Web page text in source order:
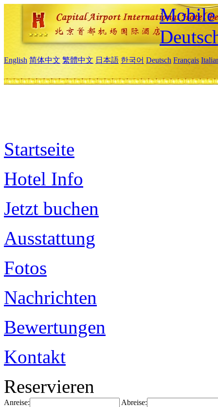
Mobile
English 简体中文 繁體中文 日本語 한국어 Deutsch Français
Startseite
Hotel Info
Jetzt buchen
Ausstattung
Fotos
Nachrichten
Bewertungen
Kontakt
Reservieren
Anreise: Abreise: